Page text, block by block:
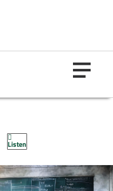
Listen